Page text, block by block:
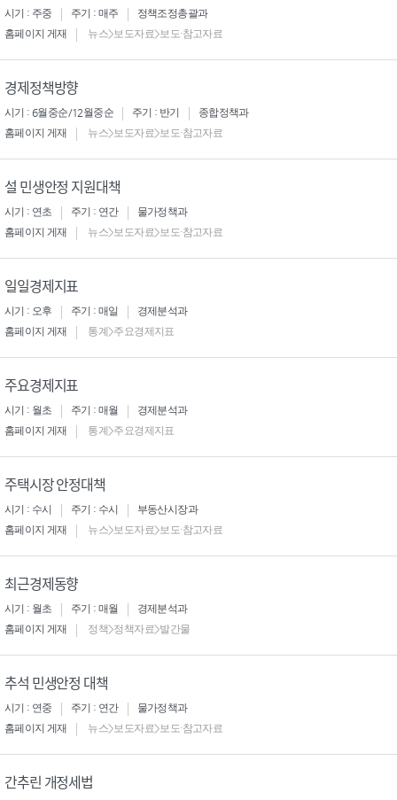
시기 : 주중 주기 : 매주
정책조정총괄과
홈페이지 게재
뉴스>보도자료>보도·참고자료
경제정책방향
시기 : 6월중순/12월중순 주기 : 반기
종합정책과
홈페이지 게재
뉴스>보도자료>보도·참고자료
설 민생안정 지원대책
시기 : 연초 주기 : 연간
물가정책과
홈페이지 게재
뉴스>보도자료>보도·참고자료
일일경제지표
시기 : 오후 주기 : 매일
경제분석과
홈페이지 게재
통계>주요경제지표
주요경제지표
시기 : 월초 주기 : 매월
경제분석과
홈페이지 게재
통계>주요경제지표
주택시장 안정대책
시기 : 수시 주기 : 수시
부동산시장과
홈페이지 게재
뉴스>보도자료>보도·참고자료
최근경제동향
시기 : 월초 주기 : 매월
경제분석과
홈페이지 게재
정책>정책자료>발간물
추석 민생안정 대책
시기 : 연중 주기 : 연간
물가정책과
홈페이지 게재
뉴스>보도자료>보도·참고자료
간추린 개정세법